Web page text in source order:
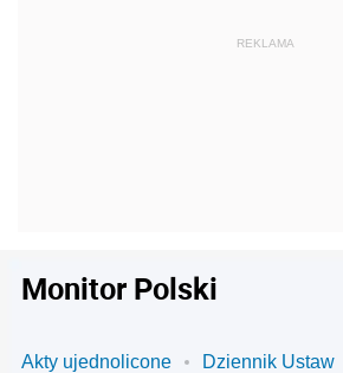
Monitor Polski
Akty ujednolicone
Dziennik Ustaw